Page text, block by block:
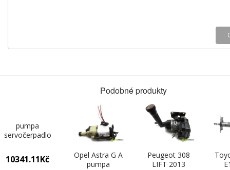
Podobné produkty
pumpa
servočerpadlo
Skoda Fabia 0
10341.11Kč
Opel Astra G A
pumpa
Peugeot 308
LIFT 2013